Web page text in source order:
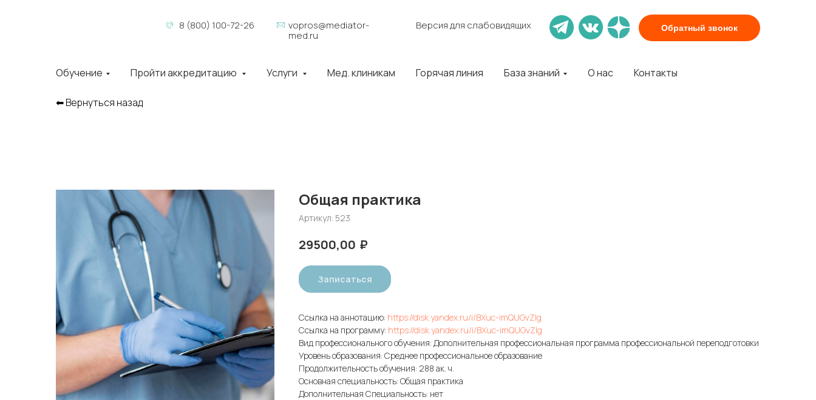
8 (800) 100-72-26 Обратный звонок
Версия для слабовидящих
vopros@mediator-
med.ru
Обучение Пройти аккредитацию Услуги Мед. клиникам Горячая линия База знаний О нас Контакты
⬅︎ Вернуться назад
Общая практика
Артикул: 523
29500,00 ₽
Записаться
Ссылка на аннотацию: https://disk.yandex.ru/i/BXuc-imQUGvZlg
Ссылка на программу: https://disk.yandex.ru/i/BXuc-imQUGvZlg
Вид профессионального обучения: Дополнительная профессиональная программа профессиональной переподготовки
Уровень образования: Среднее профессиональное образование
Продолжительность обучения: 288 ак. ч.
Основная специальность: Общая практика
Дополнительная Специальность: нет